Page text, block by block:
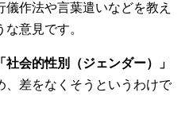
作法や言葉遣いなどを教え
意見です。
「社会的性別（ジェンダー）」
、差をなくそうというわけで